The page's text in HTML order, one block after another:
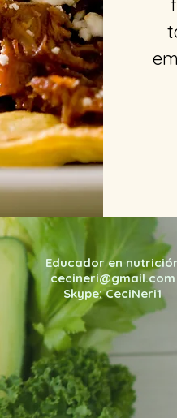
Educador en
cecineri@gmail.com
Skype: CeciNeri1